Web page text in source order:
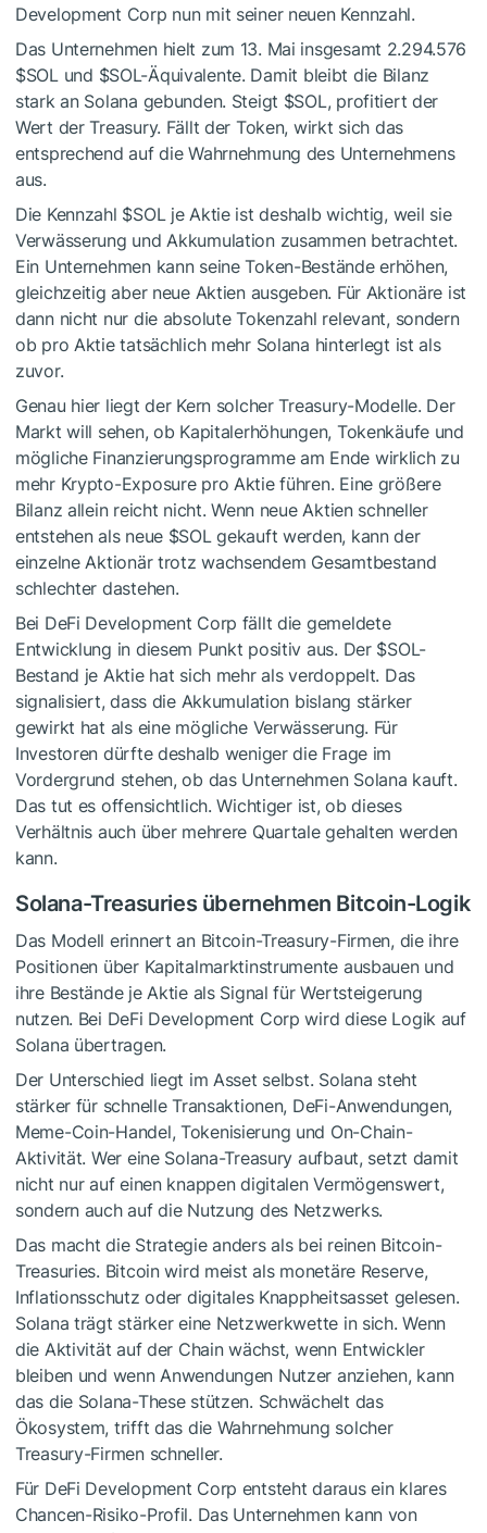
Development Corp nun mit seiner neuen Kennzahl.
Das Unternehmen hielt zum 13. Mai insgesamt 2.294.576
$SOL und $SOL-Äquivalente. Damit bleibt die Bilanz
stark an Solana gebunden. Steigt $SOL, profitiert der
Wert der Treasury. Fällt der Token, wirkt sich das
entsprechend auf die Wahrnehmung des Unternehmens
aus.
Die Kennzahl $SOL je Aktie ist deshalb wichtig, weil sie
Verwässerung und Akkumulation zusammen betrachtet.
Ein Unternehmen kann seine Token-Bestände erhöhen,
gleichzeitig aber neue Aktien ausgeben. Für Aktionäre ist
dann nicht nur die absolute Tokenzahl relevant, sondern
ob pro Aktie tatsächlich mehr Solana hinterlegt ist als
zuvor.
Genau hier liegt der Kern solcher Treasury-Modelle. Der
Markt will sehen, ob Kapitalerhöhungen, Tokenkäufe und
mögliche Finanzierungsprogramme am Ende wirklich zu
mehr Krypto-Exposure pro Aktie führen. Eine größere
Bilanz allein reicht nicht. Wenn neue Aktien schneller
entstehen als neue $SOL gekauft werden, kann der
einzelne Aktionär trotz wachsendem Gesamtbestand
schlechter dastehen.
Bei DeFi Development Corp fällt die gemeldete
Entwicklung in diesem Punkt positiv aus. Der $SOL-
Bestand je Aktie hat sich mehr als verdoppelt. Das
signalisiert, dass die Akkumulation bislang stärker
gewirkt hat als eine mögliche Verwässerung. Für
Investoren dürfte deshalb weniger die Frage im
Vordergrund stehen, ob das Unternehmen Solana kauft.
Das tut es offensichtlich. Wichtiger ist, ob dieses
Verhältnis auch über mehrere Quartale gehalten werden
kann.
Solana-Treasuries übernehmen Bitcoin-Logik
Das Modell erinnert an Bitcoin-Treasury-Firmen, die ihre
Positionen über Kapitalmarktinstrumente ausbauen und
ihre Bestände je Aktie als Signal für Wertsteigerung
nutzen. Bei DeFi Development Corp wird diese Logik auf
Solana übertragen.
Der Unterschied liegt im Asset selbst. Solana steht
stärker für schnelle Transaktionen, DeFi-Anwendungen,
Meme-Coin-Handel, Tokenisierung und On-Chain-
Aktivität. Wer eine Solana-Treasury aufbaut, setzt damit
nicht nur auf einen knappen digitalen Vermögenswert,
sondern auch auf die Nutzung des Netzwerks.
Das macht die Strategie anders als bei reinen Bitcoin-
Treasuries. Bitcoin wird meist als monetäre Reserve,
Inflationsschutz oder digitales Knappheitsasset gelesen.
Solana trägt stärker eine Netzwerkwette in sich. Wenn
die Aktivität auf der Chain wächst, wenn Entwickler
bleiben und wenn Anwendungen Nutzer anziehen, kann
das die Solana-These stützen. Schwächelt das
Ökosystem, trifft das die Wahrnehmung solcher
Treasury-Firmen schneller.
Für DeFi Development Corp entsteht daraus ein klares
Chancen-Risiko-Profil. Das Unternehmen kann von